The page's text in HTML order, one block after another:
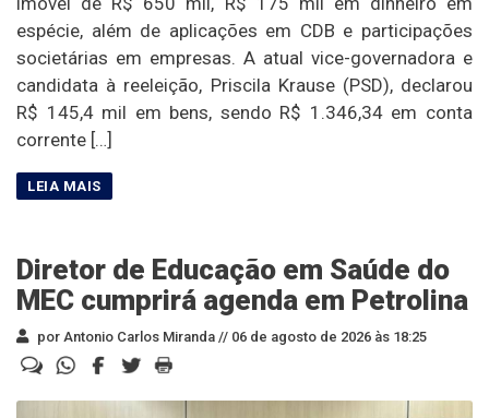
espécie, além de aplicações em CDB e participações
societárias em empresas. A atual vice-governadora e
candidata à reeleição, Priscila Krause (PSD), declarou
R$ 145,4 mil em bens, sendo R$ 1.346,34 em conta
corrente […]
Diretor de Educação em Saúde do
MEC cumprirá agenda em Petrolina
por Antonio Carlos Miranda // 06 de agosto de 2026 às 18:25